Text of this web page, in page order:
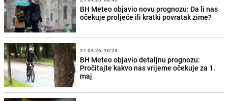
BH Meteo objavio novu prognozu: Da li nas
očekuje proljeće ili kratki povratak zime?
27.04.26. 10:23
BH Meteo objavio detaljnu prognozu:
Pročitajte kakvo nas vrijeme očekuje za 1.
maj